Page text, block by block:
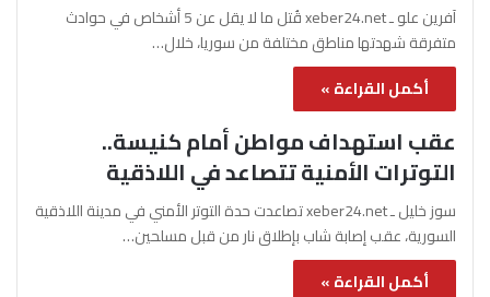
آفرين علو ـ xeber24.net قُتل ما لا يقل عن 5 أشخاص في حوادث
متفرقة شهدتها مناطق مختلفة من سوريا، خلال…
أكمل القراءة »
عقب استهداف مواطن أمام كنيسة..
التوترات الأمنية تتصاعد في اللاذقية
سوز خليل ـ xeber24.net تصاعدت حدة التوتر الأمني في مدينة اللاذقية
السورية، عقب إصابة شاب بإطلاق نار من قبل مسلحين…
أكمل القراءة »